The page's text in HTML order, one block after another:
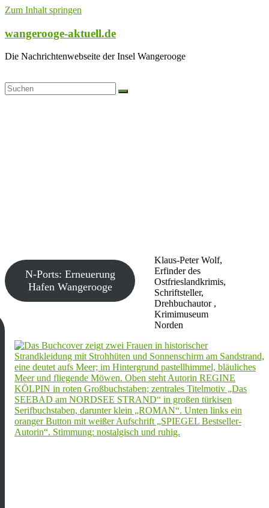
Zum Inhalt springen
wangerooge-aktuell.de
Die Nachrichtenwebseite der Insel Wangerooge
Klaus-Peter Wolf,
Erfinder des
Ostfrieslandkrimis,
Schriftsteller,
Drehbuchautor ,
Krimimuseum
Norden
N-Ports: Erneuerung
Hafen Wangerooge